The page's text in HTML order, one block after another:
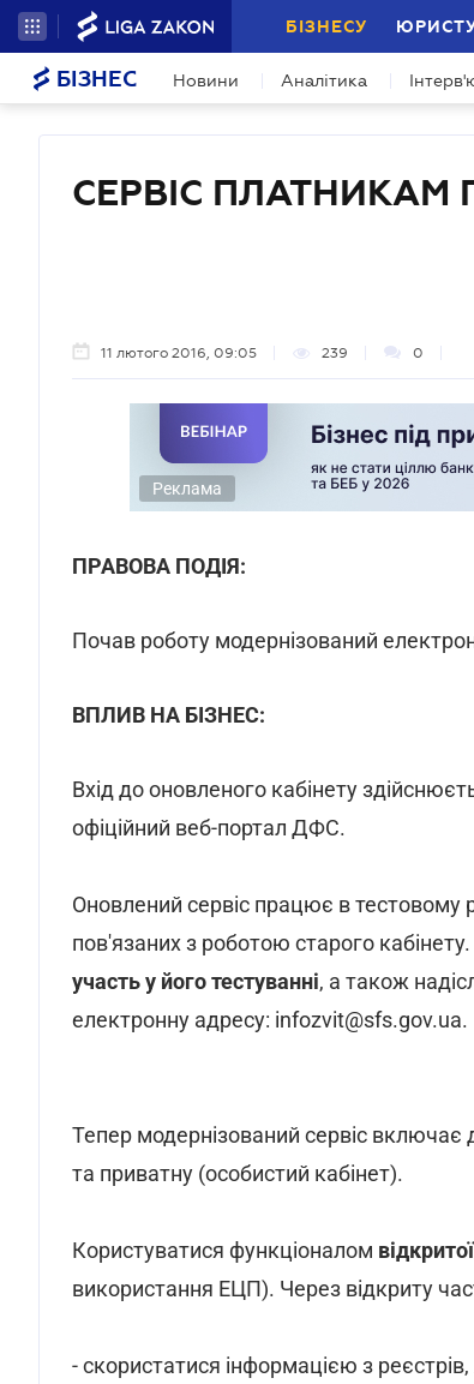
БІЗНЕСУ
БІЗНЕС Новини Аналітика
СЕРВІС ПЛАТНИКАМ
11 лютого 2016, 09:05 239 0
Реклама
ПРАВОВА ПОДІЯ:
Почав роботу модернізований
ВПЛИВ НА БІЗНЕС:
Вхід до оновленого кабінету
офіційний веб-портал ДФС.
Оновлений сервіс працює в тестовому
пов'язаних з роботою старого
участь у його тестуванні, а також
електронну адресу: infozvit@sfs.gov.ua.
Тепер модернізований сервіс включає
та приватну (особистий кабінет).
Користуватися функціоналом
використання ЕЦП). Через відкриту
- скористатися інформацією з